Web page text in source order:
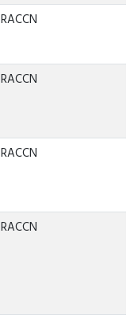
RACCN
RACCN
RACCN
RACCN